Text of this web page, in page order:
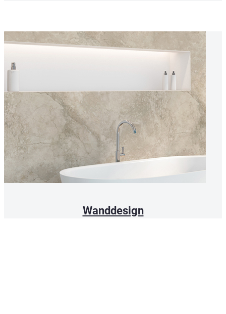
Wanddesign